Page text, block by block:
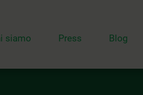
siamo Press Blog